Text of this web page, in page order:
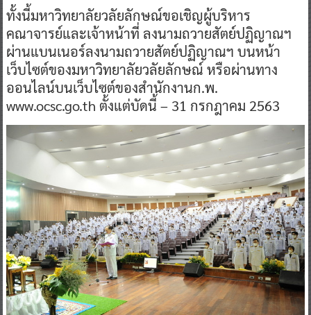
ทั้งนี้มหาวิทยาลัยวลัยลักษณ์ขอเชิญผู้บริหาร
คณาจารย์และเจ้าหน้าที่ ลงนามถวายสัตย์ปฏิญาณฯ
ผ่านแบนเนอร์ลงนามถวายสัตย์ปฏิญาณฯ บนหน้า
เว็บไซต์ของมหาวิทยาลัยวลัยลักษณ์ หรือผ่านทาง
ออนไลน์บนเว็บไซต์ของสำนักงานก.พ.
www.ocsc.go.th ตั้งแต่บัดนี้ – 31 กรกฎาคม 2563